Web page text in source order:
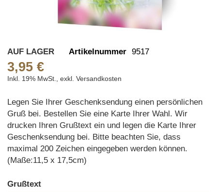
Skip
to
the
of
the
images
gallery
AUF LAGER Artikelnummer 9517
3,95 €
Inkl. 19% MwSt., exkl. Versandkosten
Legen Sie Ihrer Geschenksendung einen persönlichen
Gruß bei. Bestellen Sie eine Karte Ihrer Wahl. Wir
drucken Ihren Grußtext ein und legen die Karte Ihrer
Geschenksendung bei. Bitte beachten Sie, dass
maximal 200 Zeichen eingegeben werden können.
(Maße:11,5 x 17,5cm)
Grußtext